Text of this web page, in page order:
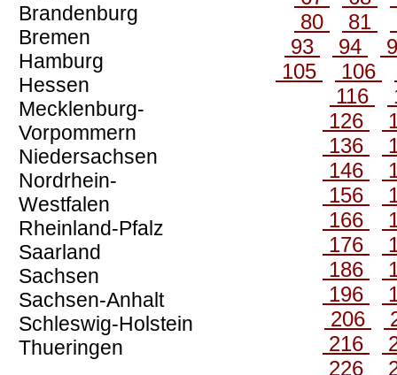
Brandenburg
Bremen
Hamburg
Hessen
Mecklenburg-
Vorpommern
Niedersachsen
Nordrhein-
Westfalen
Rheinland-Pfalz
Saarland
Sachsen
Sachsen-Anhalt
Schleswig-Holstein
Thueringen
80
81
93
94
105
106
116
126
136
146
156
166
176
186
196
206
216
226